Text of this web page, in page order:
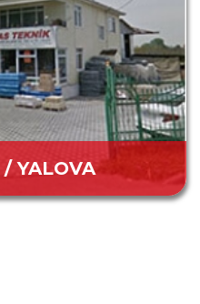
YALOVA